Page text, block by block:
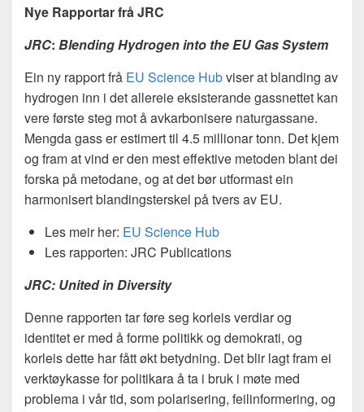
Nye Rapportar frå JRC
JRC: Blending Hydrogen into the EU Gas System
Ein ny rapport frå EU Science Hubviser at blanding av
hydrogen inn i det allereie eksisterande gassnettet kan
vere første steg mot å avkarbonisere naturgassane.
Mengda gass er estimert til 4.5 millionar tonn. Det kjem
og fram at vind er den mest effektive metoden blant dei
forska på metodane, og at det bør utformast ein
harmonisert blandingsterskel på tvers av EU.
Les meir her: EU Science Hub
Les rapporten: JRC Publications
JRC: United in Diversity
Denne rapporten tar føre seg korleis verdiar og
identitet er med å forme politikk og demokrati, og
korleis dette har fått økt betydning. Det blir lagt fram ei
verktøykasse for politikara å ta i bruk i møte med
problema i vår tid, som polarisering, feilinformering, og